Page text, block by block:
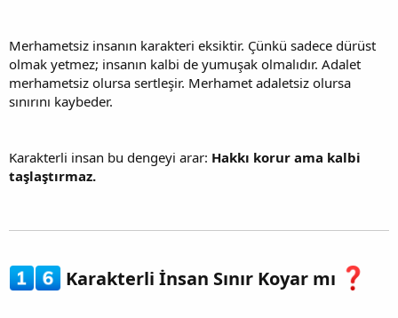
Merhametsiz insanın karakteri eksiktir. Çünkü sadece dürüst
olmak yetmez; insanın kalbi de yumuşak olmalıdır. Adalet
merhametsiz olursa sertleşir. Merhamet adaletsiz olursa
sınırını kaybeder.
Karakterli insan bu dengeyi arar: Hakkı korur ama kalbi
taşlaştırmaz.
Karakterli İnsan Sınır Koyar mı